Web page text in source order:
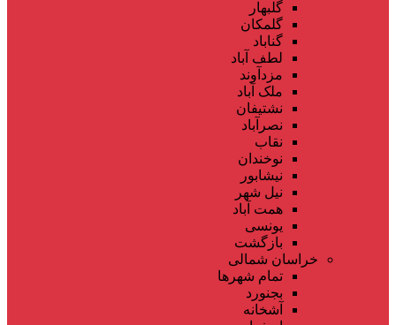
گلبهار
گلمکان
گناباد
لطف آباد
مزدآوند
ملک آباد
نشتیفان
نصرآباد
نقاب
نوخندان
نیشابور
نیل شهر
همت آباد
یونسی
بازگشت
خراسان شمالی
تمام شهر‌ها
بجنورد
آشخانه